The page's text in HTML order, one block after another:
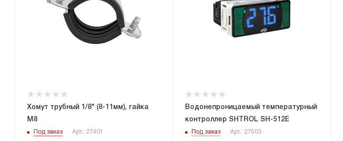
Хомут трубный 1/8" (8-11мм), гайка
М8
Под заказ Арт.: 27401
Водонепроницаемый температурный
контроллер SHTROL SH-512E
Под заказ Арт.: 27503